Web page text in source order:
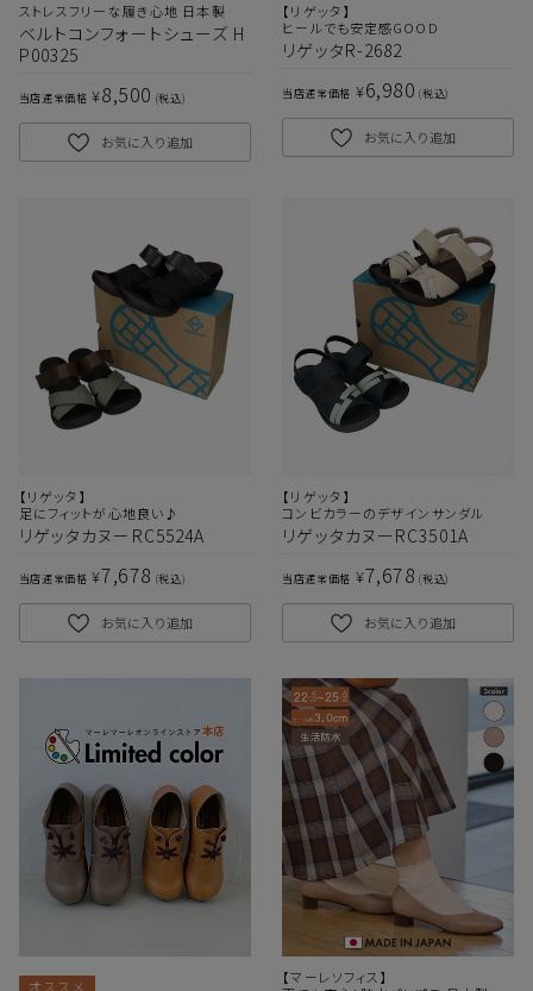
ストレスフリーな履き心地 日本製
ベルトコンフォートシューズ H
P00325
当店通常価格 ¥8,500 税込
お気に入り追加
【リゲッタ】
ヒールでも安定感GOOD
リゲッタR-2682
当店通常価格 ¥6,980 税込
お気に入り追加
【リゲッタ】
足にフィットが心地良い♪
リゲッタカヌーRC5524A
当店通常価格 ¥7,678 税込
お気に入り追加
【リゲッタ】
コンビカラーのデザインサンダル
リゲッタカヌーRC3501A
当店通常価格 ¥7,678 税込
お気に入り追加
オススメ
【マーレソフィス】